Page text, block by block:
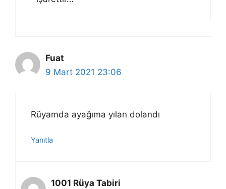
Fuat
9 Mart 2021 23:06
Rüyamda ayağıma yılan dolandı
Yanıtla
1001 Rüya Tabiri